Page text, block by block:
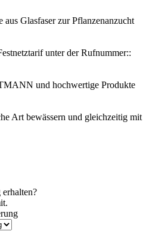
Glasfaser zur Pflanzenanzucht
unter der Rufnummer::
und hochwertige Produkte
Art bewässern und gleichzeitig mit
erhalten?